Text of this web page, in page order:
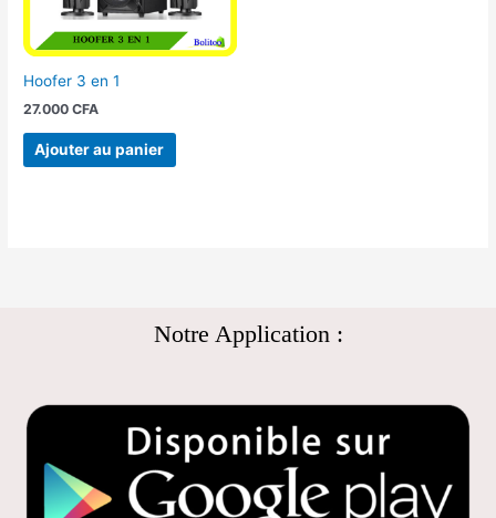
Hoofer 3 en 1
27.000CFA
Ajouter au panier
Notre Application :